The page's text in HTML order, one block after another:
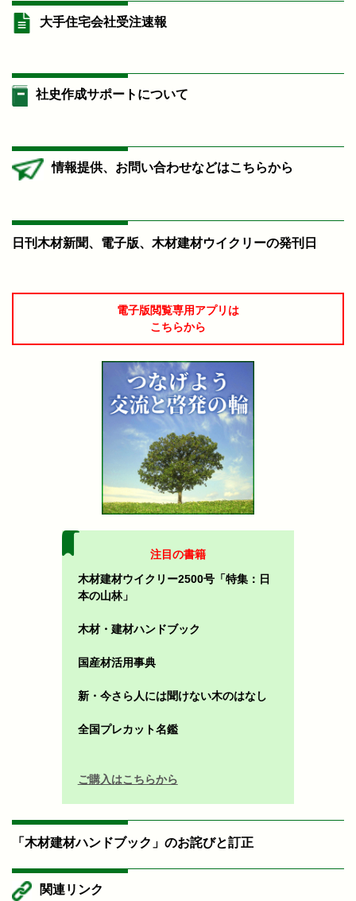
大手住宅会社受注速報
社史作成サポートについて
情報提供、お問い合わせなどはこちらから
日刊木材新聞、電子版、木材建材ウイクリーの発刊日
電子版閲覧専用アプリは
こちらから
注目の書籍
木材建材ウイクリー2500号「特集：日
本の山林」
木材・建材ハンドブック
国産材活用事典
新・今さら人には聞けない木のはなし
全国プレカット名鑑
ご購入はこちらから
「木材建材ハンドブック」のお詫びと訂正
関連リンク